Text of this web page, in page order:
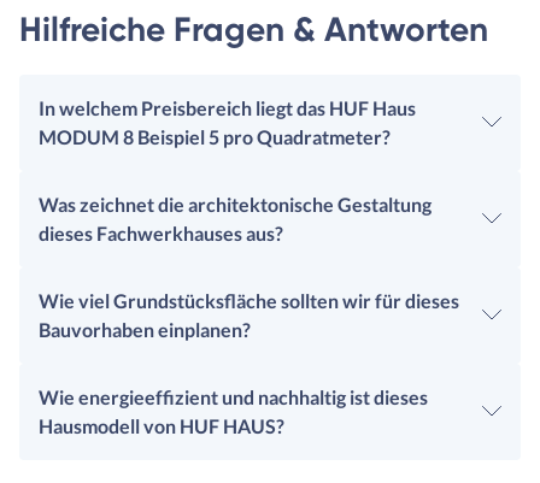
Hilfreiche Fragen & Antworten
In welchem Preisbereich liegt das HUF Haus
MODUM 8 Beispiel 5 pro Quadratmeter?
Was zeichnet die architektonische Gestaltung
dieses Fachwerkhauses aus?
Wie viel Grundstücksfläche sollten wir für dieses
Bauvorhaben einplanen?
Wie energieeffizient und nachhaltig ist dieses
Hausmodell von HUF HAUS?